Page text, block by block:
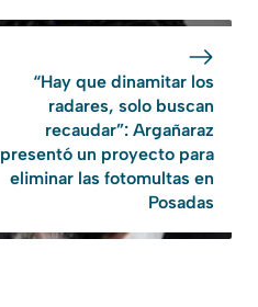
“Hay que dinamitar los
radares, solo buscan
recaudar”: Argañaraz
presentó un proyecto para
eliminar las fotomultas en
Posadas